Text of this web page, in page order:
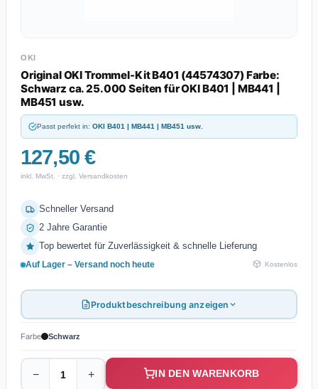
OKI
Original OKI Trommel-Kit B401 (44574307) Farbe:
Schwarz ca. 25.000 Seiten für OKI B401 | MB441 |
MB451 usw.
Passt perfekt in: OKI B401 | MB441 | MB451 usw.
127,50 €
inkl. MwSt. · zzgl. Versandkosten
Schneller Versand
2 Jahre Garantie
Top bewertet für Zuverlässigkeit & schnelle Lieferung
Auf Lager – Versand noch heute Kostenlos
Produktbeschreibung anzeigen
Farbe Schwarz
− + IN DEN WARENKORB